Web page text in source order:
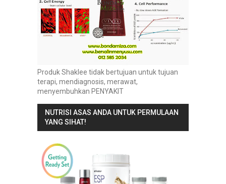
Produk Shaklee tidak bertujuan untuk tujuan
terapi, mendiagnosis, merawat,
menyembuhkan PENYAKIT
NUTRISI ASAS ANDA UNTUK PERMULAAN
YANG SIHAT!